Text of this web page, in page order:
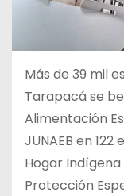
Más de 39 mil
Tarapacá se
Alimentación
JUNAEB en
Hogar Indígena
Protección